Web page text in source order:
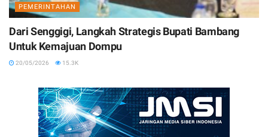
PEMERINTAHAN
Dari Senggigi, Langkah Strategis Bupati Bambang
Untuk Kemajuan Dompu
20/05/2026 15.3K